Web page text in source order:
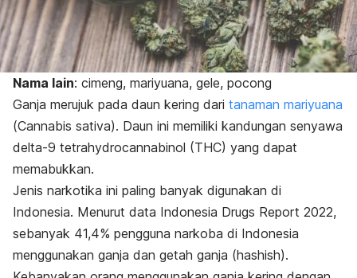
Nama lain: cimeng, mariyuana, gele, pocong
Ganja merujuk pada daun kering dari tanaman mariyuana
(Cannabis sativa). Daun ini memiliki kandungan senyawa
delta-9 tetrahydrocannabinol (THC) yang dapat
memabukkan.
Jenis narkotika ini paling banyak digunakan di
Indonesia. Menurut data Indonesia Drugs Report 2022,
sebanyak 41,4% pengguna narkoba di Indonesia
menggunakan ganja dan getah ganja (hashish).